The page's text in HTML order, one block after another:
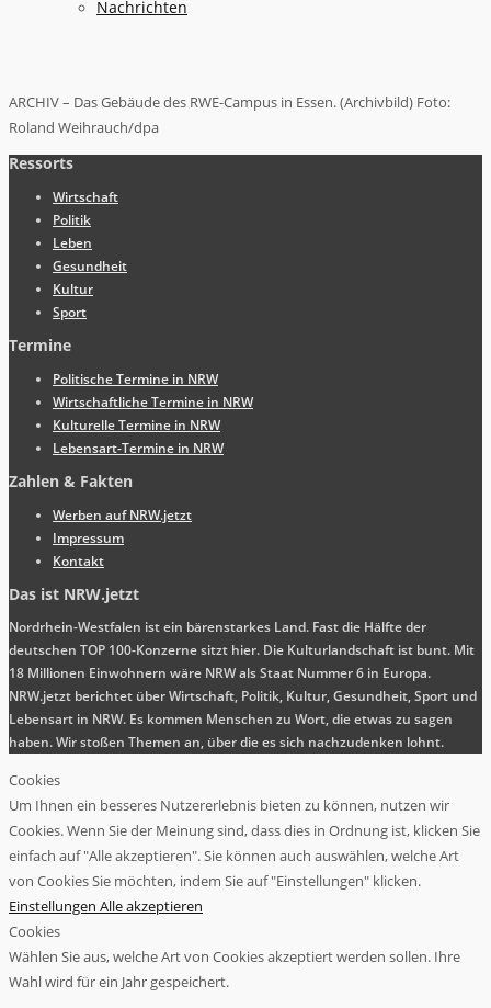
Nachrichten
ARCHIV – Das Gebäude des RWE-Campus in Essen. (Archivbild) Foto:
Roland Weihrauch/dpa
Ressorts
Wirtschaft
Politik
Leben
Gesundheit
Kultur
Sport
Termine
Politische Termine in NRW
Wirtschaftliche Termine in NRW
Kulturelle Termine in NRW
Lebensart-Termine in NRW
Zahlen & Fakten
Werben auf NRW.jetzt
Impressum
Kontakt
Das ist NRW.jetzt
Nordrhein-Westfalen ist ein bärenstarkes Land. Fast die Hälfte der
deutschen TOP 100-Konzerne sitzt hier. Die Kulturlandschaft ist bunt. Mit
18 Millionen Einwohnern wäre NRW als Staat Nummer 6 in Europa.
NRW.jetzt berichtet über Wirtschaft, Politik, Kultur, Gesundheit, Sport und
Lebensart in NRW. Es kommen Menschen zu Wort, die etwas zu sagen
haben. Wir stoßen Themen an, über die es sich nachzudenken lohnt.
Cookies
Um Ihnen ein besseres Nutzererlebnis bieten zu können, nutzen wir
Cookies. Wenn Sie der Meinung sind, dass dies in Ordnung ist, klicken Sie
einfach auf "Alle akzeptieren". Sie können auch auswählen, welche Art
von Cookies Sie möchten, indem Sie auf "Einstellungen" klicken.
Einstellungen Alle akzeptieren
Cookies
Wählen Sie aus, welche Art von Cookies akzeptiert werden sollen. Ihre
Wahl wird für ein Jahr gespeichert.